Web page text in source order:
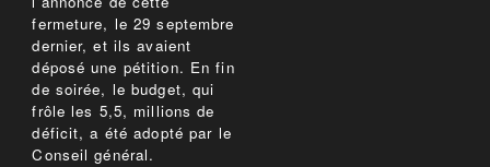
fermeture, le 29 septembre
dernier, et ils avaient
déposé une pétition. En fin
de soirée, le budget, qui
frôle les 5,5, millions de
déficit, a été adopté par le
Conseil général.